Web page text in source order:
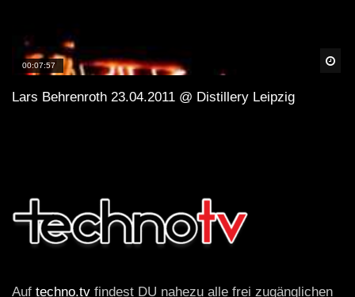
00:07:57
Lars Behrenroth 23.04.2011 @ Distillery Leipzig
Auf techno.tv findest DU nahezu alle frei zugänglichen